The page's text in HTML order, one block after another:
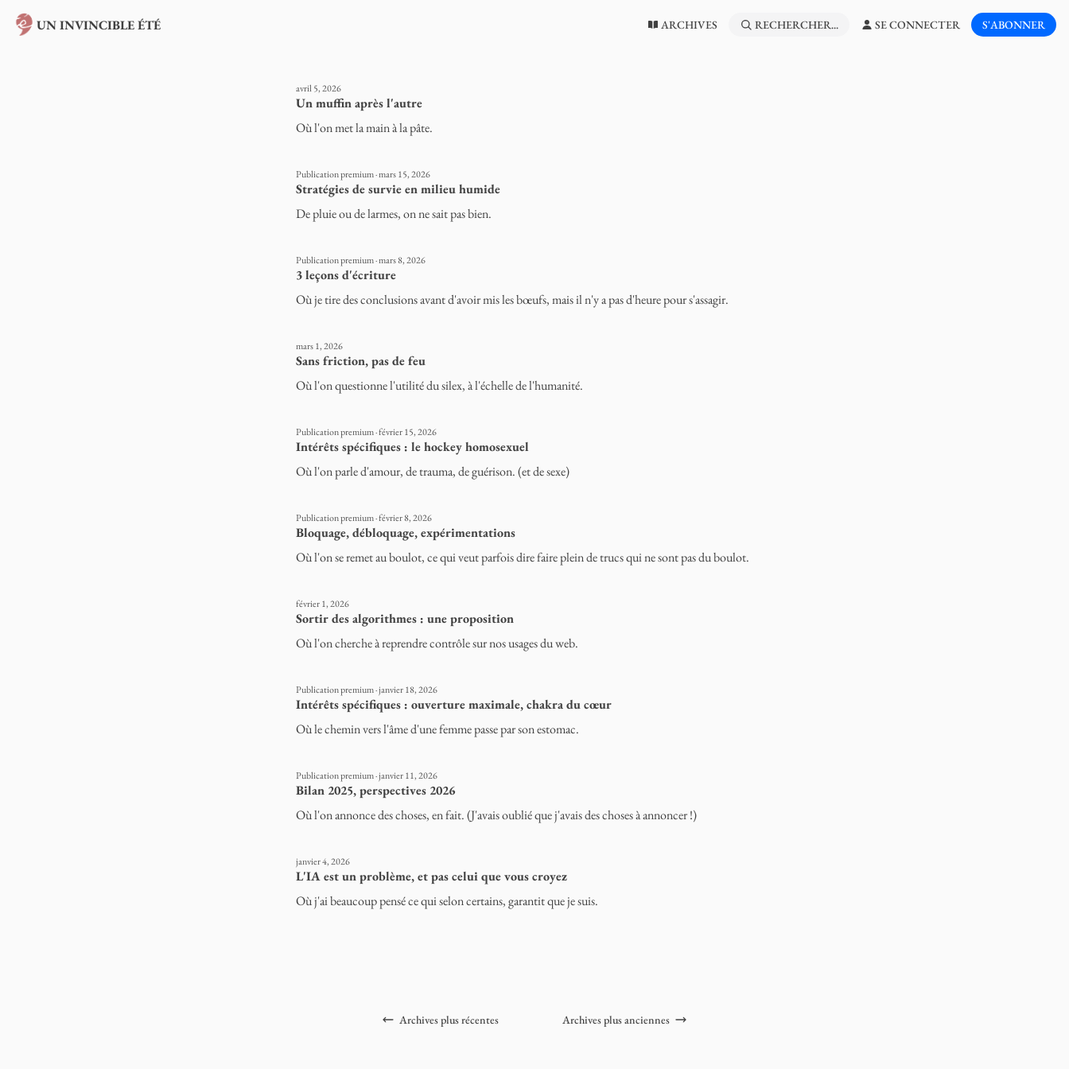
UN INVINCIBLE ÉTÉ ARCHIVES RECHERCHER... SE CONNECTER S'ABONNER
Un muffin après l'autre
avril 5, 2026
Où l'on met la main à la pâte.
Stratégies de survie en milieu humide
Publication premium · mars 15, 2026
De pluie ou de larmes, on ne sait pas bien.
3 leçons d'écriture
Publication premium · mars 8, 2026
Où je tire des conclusions avant d'avoir mis les bœufs, mais il n'y a pas d'heure pour s'assagir.
Sans friction, pas de feu
mars 1, 2026
Où l'on questionne l'utilité du silex, à l'échelle de l'humanité.
Intérêts spécifiques : le hockey homosexuel
Publication premium · février 15, 2026
Où l'on parle d'amour, de trauma, de guérison. (et de sexe)
Bloquage, débloquage, expérimentations
Publication premium · février 8, 2026
Où l'on se remet au boulot, ce qui veut parfois dire faire plein de trucs qui ne sont pas du boulot.
Sortir des algorithmes : une proposition
février 1, 2026
Où l'on cherche à reprendre contrôle sur nos usages du web.
Intérêts spécifiques : ouverture maximale, chakra du cœur
Publication premium · janvier 18, 2026
Où le chemin vers l'âme d'une femme passe par son estomac.
Bilan 2025, perspectives 2026
Publication premium · janvier 11, 2026
Où l'on annonce des choses, en fait. (J'avais oublié que j'avais des choses à annoncer !)
L'IA est un problème, et pas celui que vous croyez
janvier 4, 2026
Où j'ai beaucoup pensé ce qui selon certains, garantit que je suis.
Archives plus récentes Archives plus anciennes